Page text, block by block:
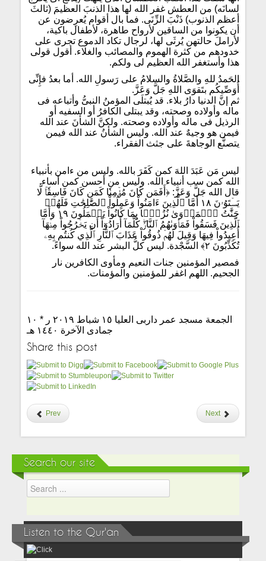
لسانَه) من العطش غفر الله لها هذا الذنبَ العظيمَ (ثالثَ
أعظم الذنوب) ذَنْبَ الزِّنَى. فما بال أقوام يُعرِضون عن
أن يكونوا من الساقين لأرواح طاهرة، لأطفال باكية،
لأراملَ حالتهن يُرثَى لها، لرجال تكاد الدموع تجرى على
خدودهم من كثرة الهموم والمصائب والغلاء. أقول قولى
هذا وأستغفر الله العظيم لى ولكم.
الحَمدُ للهِ والصَّلاةُ والسلامُ على رَسولِ الله. أما بعدُ فإِنِّى
أُوَصِّيكُم بتَقوَى اللهِ جَلَّ وَعَزَّ.
ثم إنَّ الدنيا دارُ بلاء. قد يُبتلَى المؤمنُ النبىُّ وأتباعه فى
ماله وأولاده وصحته، وقد يبتلى الكافرُ أو السفيه أو
الرذيل فى ماله وأولاده وصحته. ولكنَّ الشأنَ عند الله
فيمن هو وجيهٌ عند الله. وليس الشأنُ عند الله فيمن
يتصنَّع الوجاهةَ على جثث الفقراء.
ليس مَن عَبَدَ اللهَ كمن كَفَرَ بالله. وليس من ءامن بأنبياء
الله كمن سب أنبياء الله. وليس من أحسن كمن أساء.
قال الله جَلَّ وَعَزَّ: ﴿أَفَمَن كَانَ مُؤۡمِنٗا كَمَن كَانَ فَاسِقٗاۚ لَّا
يَسۡتَوُۥنَ ١٨ أَمَّا ٱلَّذِينَ ءَامَنُواْ وَعَمِلُواْ ٱلصَّٰلِحَٰتِ فَلَهُمۡ
جَنَّٰتُ ٱلۡمَأۡوَىٰ نُزُلَۢا بِمَا كَانُواْ يَعۡمَلُونَ ١٩ وَأَمَّا
ٱلَّذِينَ فَسَقُواْ فَمَأۡوَىٰهُمُ ٱلنَّارُۖ كُلَّمَآ أَرَادُوٓاْ أَن يَخۡرُجُواْ مِنۡهَآ
أُعِيدُواْ فِيهَا وَقِيلَ لَهُمۡ ذُوقُواْ عَذَابَ ٱلنَّارِ ٱلَّذِي كُنتُم بِهِۦ
تُكَذِّبُونَ ٢﴾ السَّجْدة. ليس كلُّ البشر عند الله سواءً.
فمصير المؤمنين جنات النعيم ومأوى الكافرين نار
الجحيم. اللهم اغفر للمؤمنين والمؤمنات.
الجمعة مسجد عمر داربى العليا ١٥ شباط ٢٠١٩ ر * ١٠
جمادى الآخرة ١٤٤٠ هـ
Share this post
Prev Next
Search our site
Listen to the Qur'an